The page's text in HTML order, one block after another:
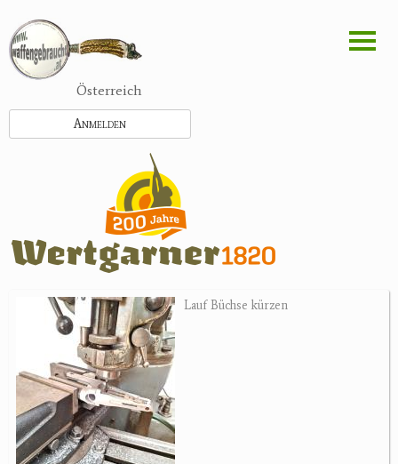
zum
Inhalt
Österreich
Anmelden
Lauf Büchse kürzen